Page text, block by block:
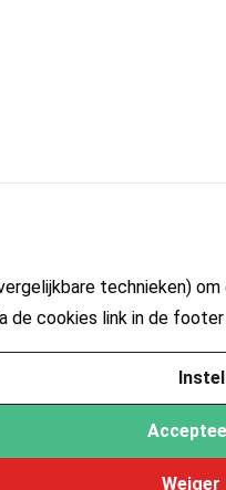
technieken)
de cookies link in de